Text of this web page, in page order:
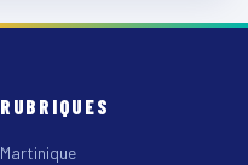
RUBRIQUES
Martinique